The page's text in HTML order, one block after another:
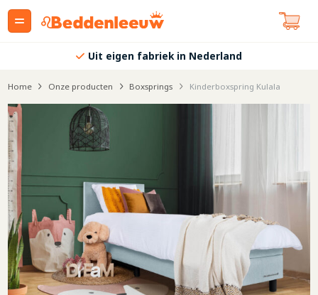
Uit eigen fabriek in Nederland
Home Onze producten Boxsprings Kinderboxspring Kulala